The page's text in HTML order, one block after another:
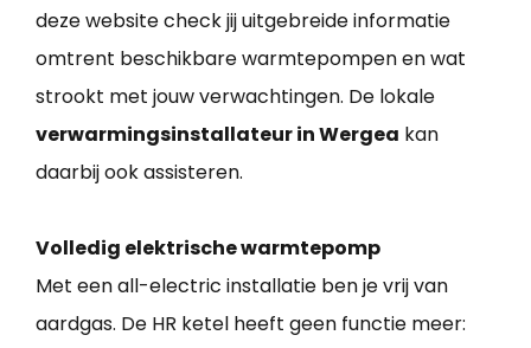
deze website check jij uitgebreide informatie
omtrent beschikbare warmtepompen en wat
strookt met jouw verwachtingen. De lokale
verwarmingsinstallateur in Wergea kan
daarbij ook assisteren.
Volledig elektrische warmtepomp
Met een all-electric installatie ben je vrij van
aardgas. De HR ketel heeft geen functie meer: